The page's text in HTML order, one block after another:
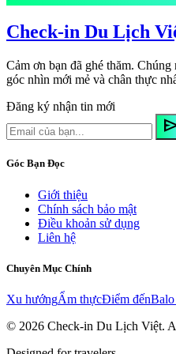
Check-in Du Lịch
Cảm ơn bạn đã ghé thăm.
góc nhìn mới mẻ và chân thực
Đăng ký nhận tin mới
Góc Bạn Đọc
Giới thiệu
Chính sách bảo mật
Điều khoản sử dụng
Liên hệ
Chuyên Mục Chính
Xu hướngẨm thựcĐiểm đến
© 2026 Check-in Du Lịch Việt.